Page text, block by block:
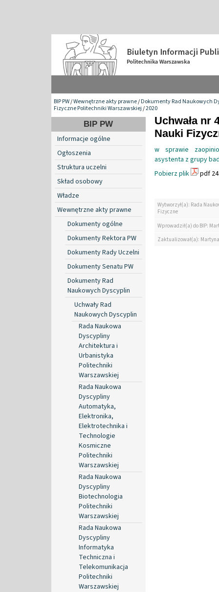
BIP PW/Wewnętrzne akty prawne/Dokumenty Rad Naukowych
Fizyczne Politechniki Warszawskiej/2020
BIP PW
Informacje ogólne
Ogłoszenia
Struktura uczelni
Skład osobowy
Władze
Wewnętrzne akty prawne
Dokumenty ogólne
Dokumenty Rektora PW
Dokumenty Rady Uczelni
Dokumenty Senatu PW
Dokumenty Rad
Naukowych Dyscyplin
Uchwały Rad
Naukowych Dyscyplin
Rada Naukowa
Dyscypliny
Architektura i
Urbanistyka
Politechniki
Warszawskiej
Rada Naukowa
Dyscypliny
Automatyka,
Elektronika,
Elektrotechnika i
Technologie
Kosmiczne
Politechniki
Warszawskiej
Rada Naukowa
Dyscypliny
Biotechnologia
Politechniki
Warszawskiej
Rada Naukowa
Dyscypliny
Informatyka
Techniczna i
Telekomunikacja
Politechniki
Warszawskiej
Uchwała nr
Nauki
w sprawie
asystenta z grupy
Pobierz plik
pdf
Wytworzył(a): Rada
Fizyczne
Wprowadził(a) do BIP:
Zaktualizował(a):